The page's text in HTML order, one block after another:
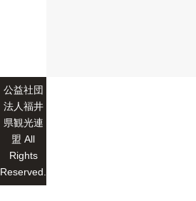
公益社団
法人福井
県観光連
盟 All
Rights
Reserved.